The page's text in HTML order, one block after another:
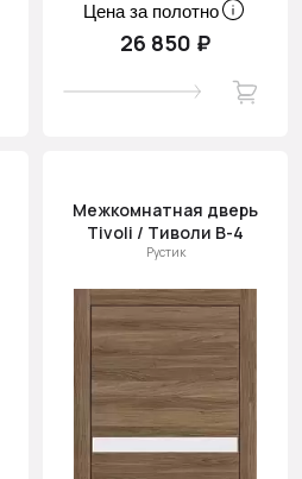
Цена за полотно
26 850 ₽
Межкомнатная дверь
Tivoli / Тиволи В-4
Рустик